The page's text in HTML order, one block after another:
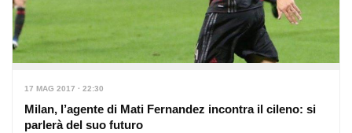
17 MAG 2017 · 22:30
Milan, l’agente di Mati Fernandez incontra il cileno: si
parlerà del suo futuro